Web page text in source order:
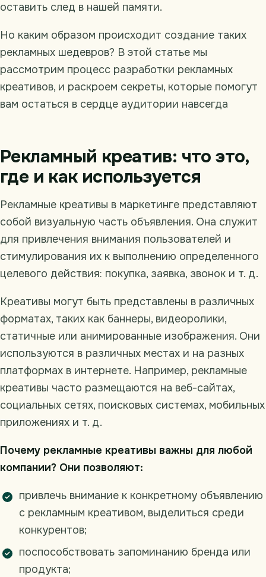
оставить след в нашей памяти.
Но каким образом происходит создание таких
рекламных шедевров? В этой статье мы
рассмотрим процесс разработки рекламных
креативов, и раскроем секреты, которые помогут
вам остаться в сердце аудитории навсегда
Рекламный креатив: что это,
где и как используется
Рекламные креативы в маркетинге представляют
собой визуальную часть объявления. Она служит
для привлечения внимания пользователей и
стимулирования их к выполнению определенного
целевого действия: покупка, заявка, звонок и т. д.
Креативы могут быть представлены в различных
форматах, таких как баннеры, видеоролики,
статичные или анимированные изображения. Они
используются в различных местах и на разных
платформах в интернете. Например, рекламные
креативы часто размещаются на веб-сайтах,
социальных сетях, поисковых системах, мобильных
приложениях и т. д.
Почему рекламные креативы важны для любой
компании? Они позволяют:
привлечь внимание к конкретному объявлению
с рекламным креативом, выделиться среди
конкурентов;
поспособствовать запоминанию бренда или
продукта;